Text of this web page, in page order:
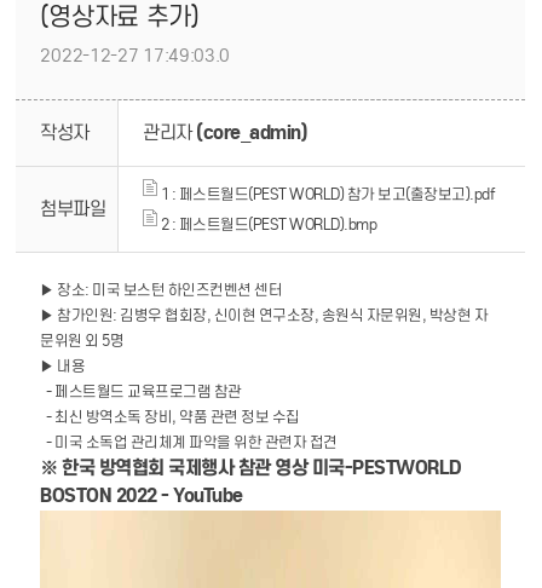
(영상자료 추가)
2022-12-27 17:49:03.0
작성자 관리자(core_admin)
첨부파일
1 : 페스트월드(PEST WORLD) 참가 보고(출장보고).pdf
2 : 페스트월드(PEST WORLD).bmp
▶ 장소: 미국 보스턴 하인즈컨벤션 센터
▶ 참가인원: 김병우 협회장, 신이현 연구소장, 송원식 자문위원, 박상현 자
문위원 외 5명
▶ 내용
- 페스트월드 교육프로그램 참관
- 최신 방역소독 장비, 약품 관련 정보 수집
- 미국 소독업 관리체계 파악을 위한 관련자 접견
※한국 방역협회 국제행사 참관 영상 미국-PESTWORLD
BOSTON 2022 - YouTube